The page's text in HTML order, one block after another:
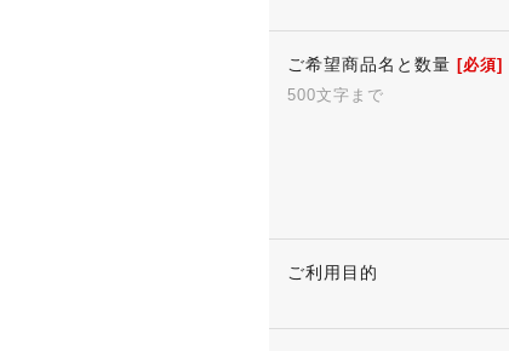
ご希望商品名と数量 [必須]
500文字まで
ご利用目的